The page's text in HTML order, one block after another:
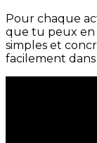
Pour chaque
que tu peux en
simples et
facilement